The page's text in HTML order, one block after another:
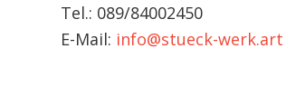
Tel.: 089/84002450
E-Mail: info@stueck-werk.art